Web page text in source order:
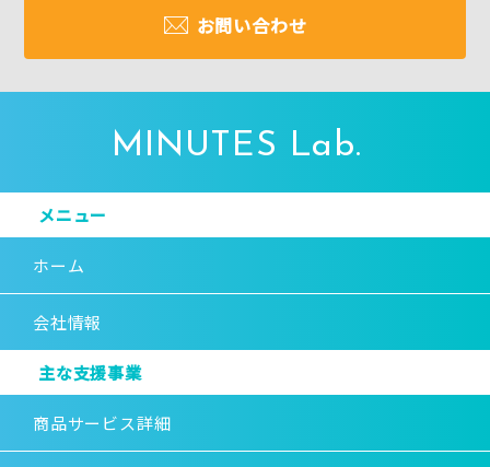
お問い合わせ
MINUTES Lab.
メニュー
ホーム
会社情報
主な支援事業
商品サービス詳細